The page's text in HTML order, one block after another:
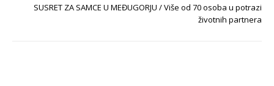
SUSRET ZA SAMCE U MEĐUGORJU / Više od 70 osoba u potrazi
životnih partnera